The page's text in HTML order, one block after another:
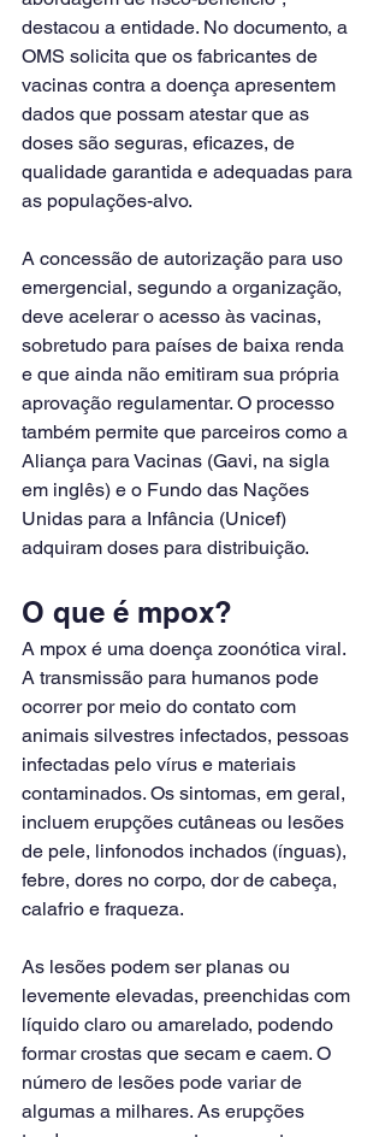
destacou a entidade. No documento, a
OMS solicita que os fabricantes de
vacinas contra a doença apresentem
dados que possam atestar que as
doses são seguras, eficazes, de
qualidade garantida e adequadas para
as populações-alvo.
A concessão de autorização para uso
emergencial, segundo a organização,
deve acelerar o acesso às vacinas,
sobretudo para países de baixa renda
e que ainda não emitiram sua própria
aprovação regulamentar. O processo
também permite que parceiros como a
Aliança para Vacinas (Gavi, na sigla
em inglês) e o Fundo das Nações
Unidas para a Infância (Unicef)
adquiram doses para distribuição.
O que é mpox?
A mpox é uma doença zoonótica viral.
A transmissão para humanos pode
ocorrer por meio do contato com
animais silvestres infectados, pessoas
infectadas pelo vírus e materiais
contaminados. Os sintomas, em geral,
incluem erupções cutâneas ou lesões
de pele, linfonodos inchados (ínguas),
febre, dores no corpo, dor de cabeça,
calafrio e fraqueza.
As lesões podem ser planas ou
levemente elevadas, preenchidas com
líquido claro ou amarelado, podendo
formar crostas que secam e caem. O
número de lesões pode variar de
algumas a milhares. As erupções